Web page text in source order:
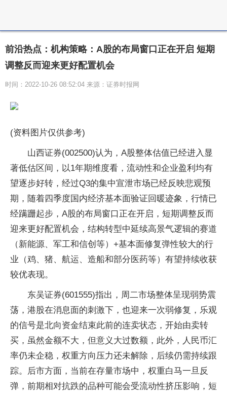
前沿热点：机构策略：A股的布局窗口正在开启 短期
调整反而迎来更好配置机会
时间：2022-10-26 08:52:04 来源：证券时报网
(资料图片仅供参考)
山西证券(002500)认为，A股整体估值已经进入显
著低估区间，以1年期维度看，流动性和企业盈利均有
望逐步好转，经过Q3的集中宣泄市场已经反映悲观预
期，随着四季度国内经济基本面验证回暖迹象，行情已
经蹒跚起步，A股的布局窗口正在开启，短期调整反而
迎来更好配置机会，结构转型中延续高景气逻辑的赛道
（新能源、军工和信创等）+基本面修复弹性较大的行
业（鸡、猪、航运、造船和部分医药等）有望持续收获
较优表现。
东吴证券(601555)指出，周二市场整体呈现弱势震
荡，港股在消息面的刺激下，也迎来一次弱修复，乐观
的信号是北向资金结束此前的连卖状态，开始由卖转
买，虽然金额不大，但意义大过数额，此外，人民币汇
率仍未企稳，权重方向压力还未解除，后续仍需持续跟
踪。后市方面，当前在存量市场中，权重白马一旦反
弹，前期相对抗跌的品种可能会受流动性挤压影响，短